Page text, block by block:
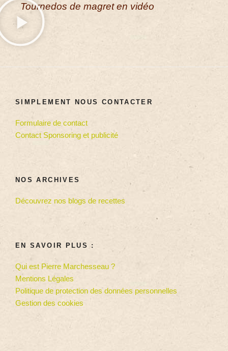
Tournedos de magret en vidéo
SIMPLEMENT NOUS CONTACTER
Formulaire de contact
Contact Sponsoring et publicité
NOS ARCHIVES
Découvrez nos blogs de recettes
EN SAVOIR PLUS :
Qui est Pierre Marchesseau ?
Mentions Légales
Politique de protection des données personnelles
Gestion des cookies